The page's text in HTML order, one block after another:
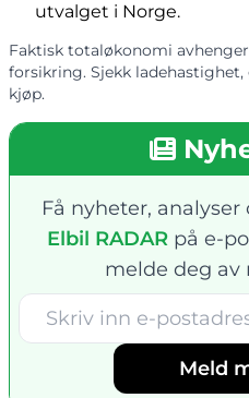
utvalget i Norge.
Faktisk totaløkonomi
forsikring. Sjekk
kjøp.
Få nyheter,
Elbil RADAR på e-
melde deg av
Meld